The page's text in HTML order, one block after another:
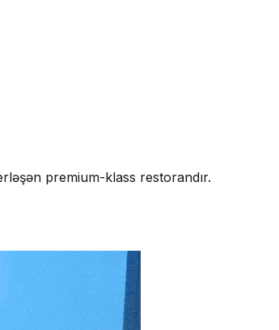
premium-klass restorandır.